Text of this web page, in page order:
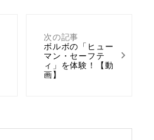
次の記事
ボルボの「ヒュー
マン・セーフテ
ィ」を体験！【動
画】